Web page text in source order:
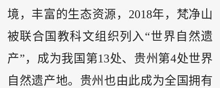
境，丰富的生态资源，2018年，梵净山
被联合国教科文组织列入“世界自然遗
产”，成为我国第13处、贵州第4处世界
自然遗产地。贵州也由此成为全国拥有